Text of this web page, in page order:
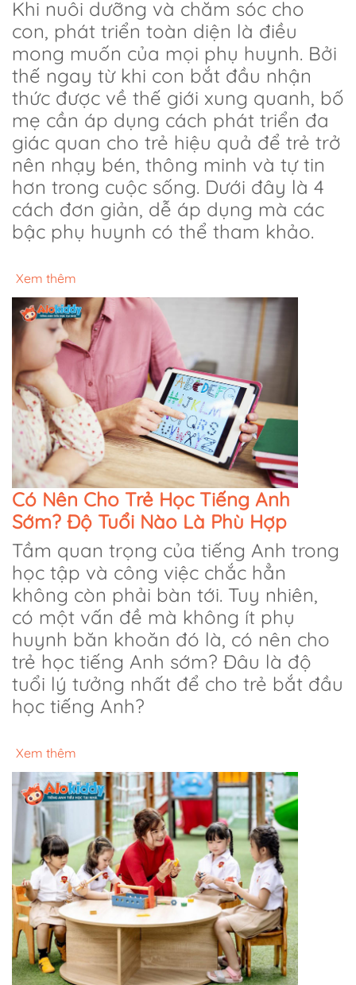
Khi nuôi dưỡng và chăm sóc cho
con, phát triển toàn diện là điều
mong muốn của mọi phụ huynh. Bởi
thế ngay từ khi con bắt đầu nhận
thức được về thế giới xung quanh, bố
mẹ cần áp dụng cách phát triển đa
giác quan cho trẻ hiệu quả để trẻ trở
nên nhạy bén, thông minh và tự tin
hơn trong cuộc sống. Dưới đây là 4
cách đơn giản, dễ áp dụng mà các
bậc phụ huynh có thể tham khảo.
Xem thêm
Có Nên Cho Trẻ Học Tiếng Anh
Sớm? Độ Tuổi Nào Là Phù Hợp
Tầm quan trọng của tiếng Anh trong
học tập và công việc chắc hẳn
không còn phải bàn tới. Tuy nhiên,
có một vấn đề mà không ít phụ
huynh băn khoăn đó là, có nên cho
trẻ học tiếng Anh sớm? Đâu là độ
tuổi lý tưởng nhất để cho trẻ bắt đầu
học tiếng Anh?
Xem thêm